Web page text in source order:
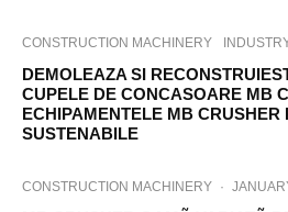
CONSTRUCTION MACHINERY
DEMOLEAZA SI
CUPELE DE CONCASOARE MB
ECHIPAMENTELE MB CRUSHER
SUSTENABILE
CONSTRUCTION MACHINERY ·